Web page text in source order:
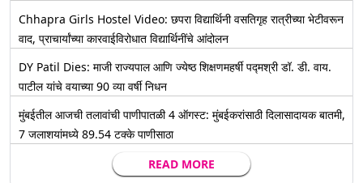
Chhapra Girls Hostel Video: छपरा विद्यार्थिनी वसतिगृह रात्रीच्या भेटीवरून
वाद, प्राचार्यांच्या कारवाईविरोधात विद्यार्थिनींचे आंदोलन
DY Patil Dies: माजी राज्यपाल आणि ज्येष्ठ शिक्षणमहर्षी पद्मश्री डॉ. डी. वाय.
पाटील यांचे वयाच्या 90 व्या वर्षी निधन
मुंबईतील आजची तलावांची पाणीपातळी 4 ऑगस्ट: मुंबईकरांसाठी दिलासादायक बातमी,
7 जलाशयांमध्ये 89.54 टक्के पाणीसाठा
READ MORE